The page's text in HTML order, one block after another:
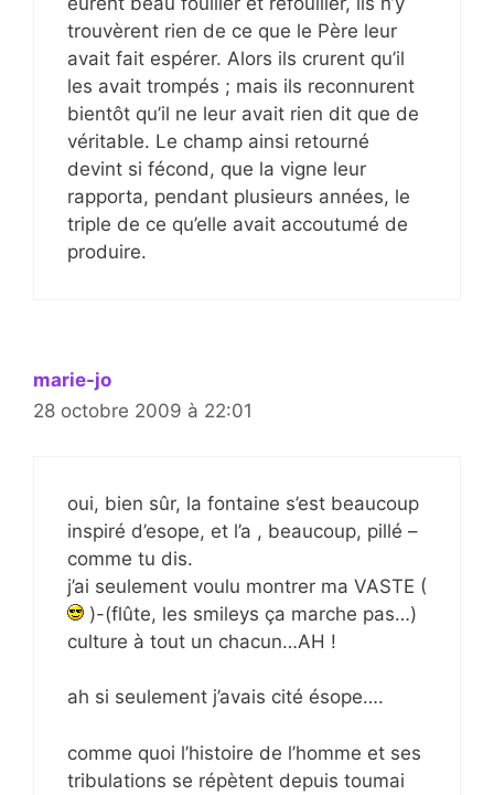
trouvèrent rien de ce que le Père leur
avait fait espérer. Alors ils crurent qu’il
les avait trompés ; mais ils reconnurent
bientôt qu’il ne leur avait rien dit que de
véritable. Le champ ainsi retourné
devint si fécond, que la vigne leur
rapporta, pendant plusieurs années, le
triple de ce qu’elle avait accoutumé de
produire.
marie-jo
28 octobre 2009 à 22:01
oui, bien sûr, la fontaine s’est beaucoup
inspiré d’esope, et l’a , beaucoup, pillé –
comme tu dis.
j’ai seulement voulu montrer ma VASTE (
)-(flûte, les smileys ça marche pas…)
culture à tout un chacun…AH !
ah si seulement j’avais cité ésope….
comme quoi l’histoire de l’homme et ses
tribulations se répètent depuis toumai